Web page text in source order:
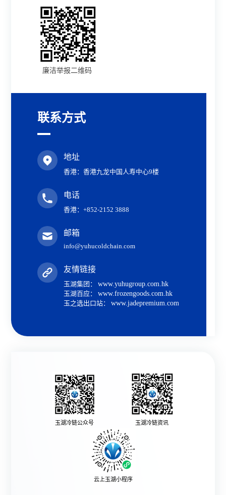
廉洁举报二维码
联系方式
地址
香港：香港九龙中国人寿中心9楼
电话
香港：+852-2152 3888
邮箱
info@yuhucoldchain.com
友情链接
玉湖集团：www.yuhugroup.com.hk
玉湖百应：www.frozengoods.com.hk
玉之选出口站：www.jadepremium.com
玉湖冷链公众号 玉湖冷链资讯
云上玉湖小程序